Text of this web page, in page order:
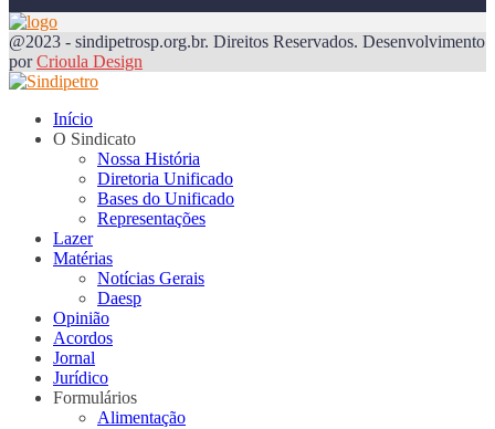
@2023 - sindipetrosp.org.br. Direitos Reservados. Desenvolvimento
porCrioula Design
Início
O Sindicato
Nossa História
Diretoria Unificado
Bases do Unificado
Representações
Lazer
Matérias
Notícias Gerais
Daesp
Opinião
Acordos
Jornal
Jurídico
Formulários
Alimentação